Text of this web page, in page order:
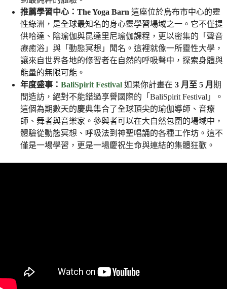
推薦學習中心：The Yoga Barn 這座位於烏布市中心的靈
性綠洲，是全球最知名的身心靈學習場域之一。它不僅提
供哈達、陰瑜伽與昆達里尼瑜伽課程，更以密集的「聲音
療癒浴」與「動態冥想」聞名。這裡就像一所靈性大學，
讓來自世界各地的修習者在自然的呼吸聲中，探索身體與
能量的無限可能。
年度盛事： BaliSpirit Festival 如果你計畫在 3 月至 5 月 期
間造訪，絕對不能錯過享譽國際的「BaliSpirit Festival」。
這個為期數天的慶典集合了全球頂尖的瑜伽導師、音療
師、舞者與音樂家。參與者可以在大自然包圍的場域中，
體驗從動態冥想、呼吸法到神聖唱誦的各種工作坊。這不
僅是一場學習，更是一場慶祝生命與連結的集體狂歡。